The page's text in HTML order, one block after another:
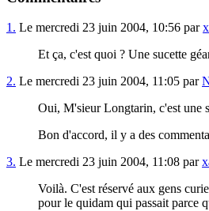
1. Le mercredi 23 juin 2004, 10:56 par
Et ça, c'est quoi ? Une sucette
2. Le mercredi 23 juin 2004, 11:05 par
Oui, M'sieur Longtarin, c'est une
Bon d'accord, il y a des
3. Le mercredi 23 juin 2004, 11:08 par
Voilà. C'est réservé aux gens
pour le quidam qui passait parce